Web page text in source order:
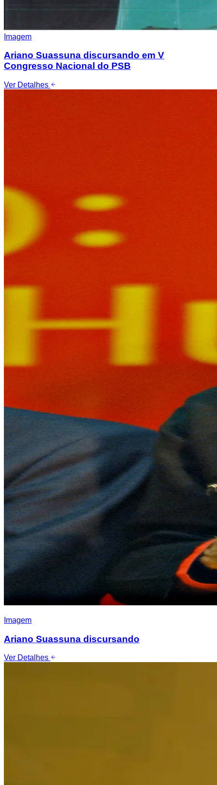
Imagem
Ariano Suassuna discursando em V
Congresso Nacional do PSB
Ver Detalhes
Imagem
Ariano Suassuna discursando
Ver Detalhes